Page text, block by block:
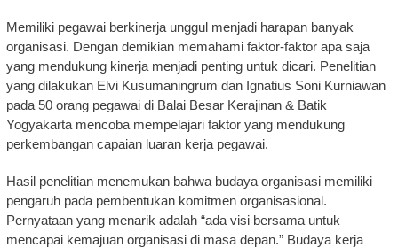
Memiliki pegawai berkinerja unggul menjadi harapan banyak
organisasi. Dengan demikian memahami faktor-faktor apa saja
yang mendukung kinerja menjadi penting untuk dicari. Penelitian
yang dilakukan Elvi Kusumaningrum dan Ignatius Soni Kurniawan
pada 50 orang pegawai di Balai Besar Kerajinan & Batik
Yogyakarta mencoba mempelajari faktor yang mendukung
perkembangan capaian luaran kerja pegawai.
Hasil penelitian menemukan bahwa budaya organisasi memiliki
pengaruh pada pembentukan komitmen organisasional.
Pernyataan yang menarik adalah “ada visi bersama untuk
mencapai kemajuan organisasi di masa depan.” Budaya kerja